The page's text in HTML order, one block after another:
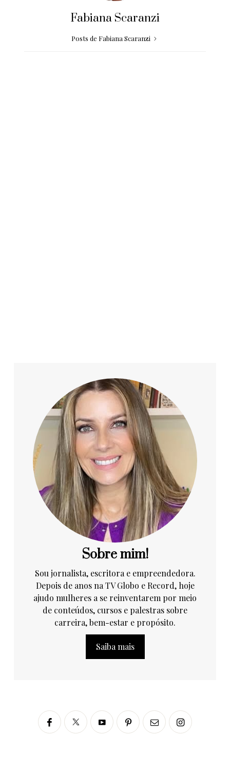
Fabiana Scaranzi
Posts de Fabiana Scaranzi
Sobre mim!
Sou jornalista, escritora e empreendedora.
Depois de anos na TV Globo e Record, hoje
ajudo mulheres a se reinventarem por meio
de conteúdos, cursos e palestras sobre
carreira, bem-estar e propósito.
Saiba mais